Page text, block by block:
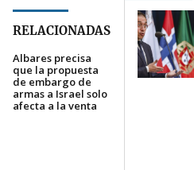
RELACIONADAS
Albares precisa
que la propuesta
de embargo de
armas a Israel solo
afecta a la venta